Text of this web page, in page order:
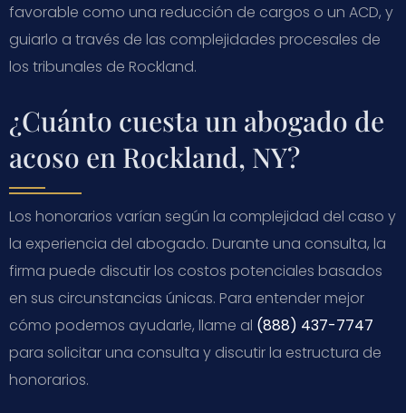
favorable como una reducción de cargos o un ACD, y
guiarlo a través de las complejidades procesales de
los tribunales de Rockland.
¿Cuánto cuesta un abogado de
acoso en Rockland, NY?
Los honorarios varían según la complejidad del caso y
la experiencia del abogado. Durante una consulta, la
firma puede discutir los costos potenciales basados
en sus circunstancias únicas. Para entender mejor
cómo podemos ayudarle, llame al (888) 437-7747
para solicitar una consulta y discutir la estructura de
honorarios.